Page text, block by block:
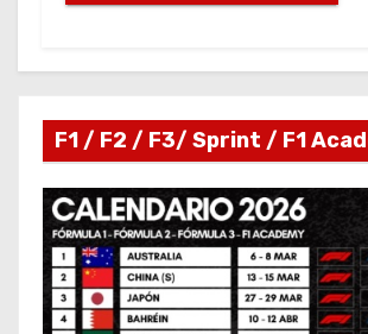
F1 / F2 / F3/ Sprint / F1